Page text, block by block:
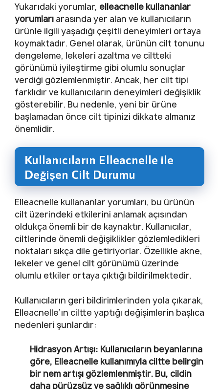
Yukarıdaki yorumlar, elleacnelle kullananlar
yorumları arasında yer alan ve kullanıcıların
ürünle ilgili yaşadığı çeşitli deneyimleri ortaya
koymaktadır. Genel olarak, ürünün cilt tonunu
dengeleme, lekeleri azaltma ve ciltteki
görünümü iyileştirme gibi olumlu sonuçlar
verdiği gözlemlenmiştir. Ancak, her cilt tipi
farklıdır ve kullanıcıların deneyimleri değişiklik
gösterebilir. Bu nedenle, yeni bir ürüne
başlamadan önce cilt tipinizi dikkate almanız
önemlidir.
Kullanıcıların Elleacnelle ile
Değişen Cilt Durumu
Elleacnelle kullananlar yorumları, bu ürünün
cilt üzerindeki etkilerini anlamak açısından
oldukça önemli bir de kaynaktır. Kullanıcılar,
ciltlerinde önemli değişiklikler gözlemledikleri
noktaları sıkça dile getiriyorlar. Özellikle akne,
lekeler ve genel cilt görünümü üzerinde
olumlu etkiler ortaya çıktığı bildirilmektedir.
Kullanıcıların geri bildirimlerinden yola çıkarak,
Elleacnelle’ın ciltte yaptığı değişimlerin başlıca
nedenleri şunlardır:
Hidrasyon Artışı: Kullanıcıların beyanlarına
göre, Elleacnelle kullanımıyla ciltte belirgin
bir nem artışı gözlemlenmiştir. Bu, cildin
daha pürüzsüz ve sağlıklı görünmesine